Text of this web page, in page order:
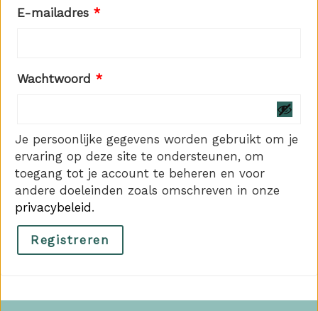
E-mailadres *Vereist
Wachtwoord *Vereist
Je persoonlijke gegevens worden gebruikt om je
ervaring op deze site te ondersteunen, om
toegang tot je account te beheren en voor
andere doeleinden zoals omschreven in onze
privacybeleid .
Registreren